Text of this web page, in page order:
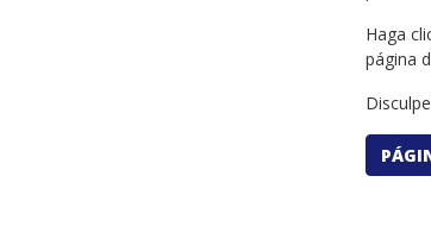
Haga
página